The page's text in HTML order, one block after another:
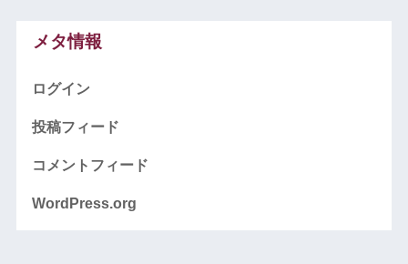
メタ情報
ログイン
投稿フィード
コメントフィード
WordPress.org